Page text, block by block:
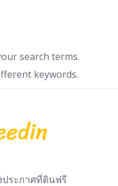
search terms.
keywords.
ประกาศที่ดินฟรี